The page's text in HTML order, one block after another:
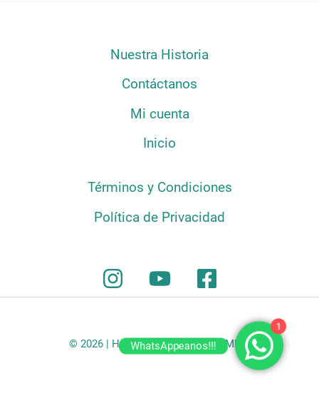
Nuestra Historia
Contáctanos
Mi cuenta
Inicio
Términos y Condiciones
Política de Privacidad
© 2026 | HATILLO COFFEE COLOMBIA
1
WhatsAppeanos!!!